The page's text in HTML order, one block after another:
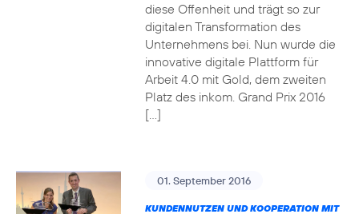
diese Offenheit und trägt so zur
digitalen Transformation des
Unternehmens bei. Nun wurde die
innovative digitale Plattform für
Arbeit 4.0 mit Gold, dem zweiten
Platz des inkom. Grand Prix 2016
[…]
01. September 2016
KUNDENNUTZEN UND KOOPERATION MIT